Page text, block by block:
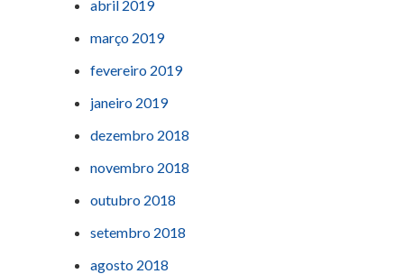
abril 2019
março 2019
fevereiro 2019
janeiro 2019
dezembro 2018
novembro 2018
outubro 2018
setembro 2018
agosto 2018